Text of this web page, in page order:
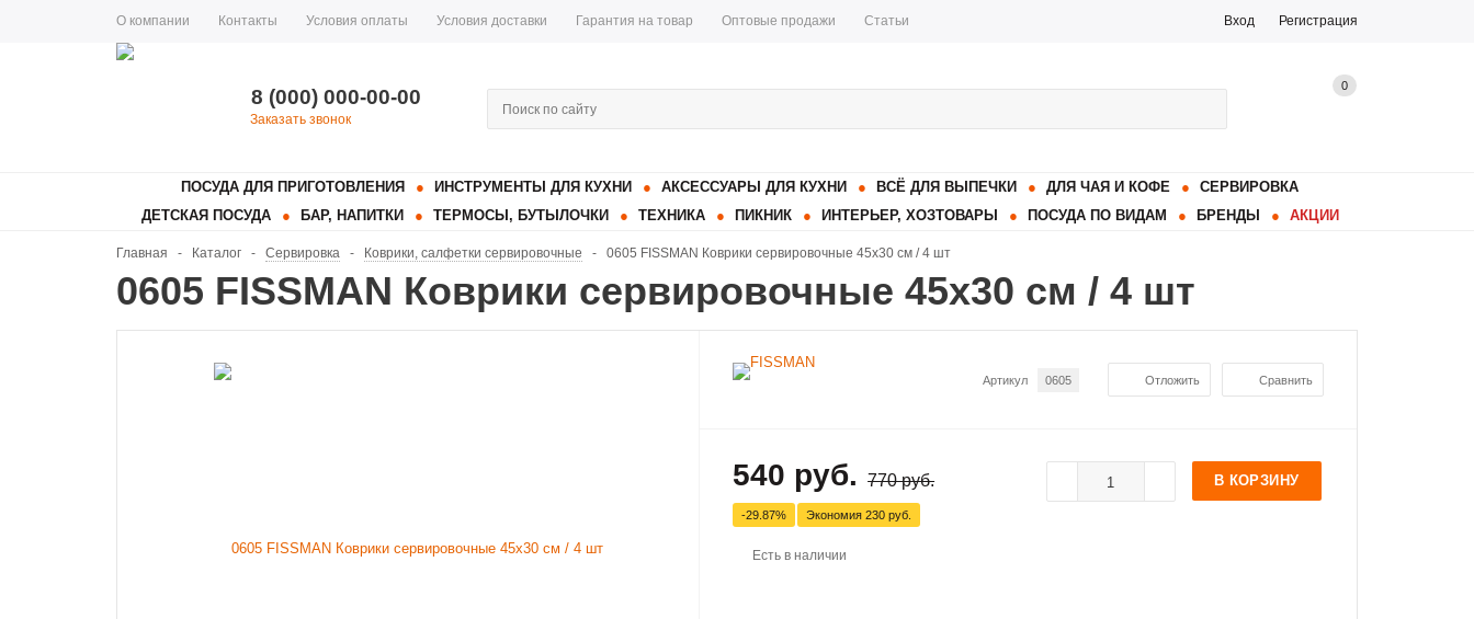
О компании Контакты Условия оплаты Условия доставки Гарантия на товар Оптовые продажи Статьи Вход Регистрация
8 (000) 000-00-00
Заказать звонок
0
ПОСУДА ДЛЯ ПРИГОТОВЛЕНИЯ ИНСТРУМЕНТЫ ДЛЯ КУХНИ АКСЕССУАРЫ ДЛЯ КУХНИ ВСЁ ДЛЯ ВЫПЕЧКИ ДЛЯ ЧАЯ И КОФЕ
СЕРВИРОВКА
ДЕТСКАЯ ПОСУДА
БАР, НАПИТКИ ТЕРМОСЫ, БУТЫЛОЧКИ ТЕХНИКА ПИКНИК ИНТЕРЬЕР, ХОЗТОВАРЫ ПОСУДА ПО ВИДАМ БРЕНДЫ АКЦИИ
Главная - Каталог - Сервировка - Коврики, салфетки сервировочные - 0605 FISSMAN Коврики сервировочные 45x30 см / 4 шт
0605 FISSMAN Коврики сервировочные 45x30 см / 4 шт
Отложить Сравнить
Артикул 0605
540 руб. 770 руб.
-29.87% Экономия230 руб.
Есть в наличии
В КОРЗИНУ